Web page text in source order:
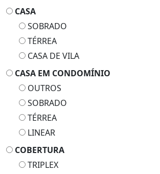
CASA
SOBRADO
TÉRREA
CASA DE VILA
CASA EM CONDOMÍNIO
OUTROS
SOBRADO
TÉRREA
LINEAR
COBERTURA
TRIPLEX